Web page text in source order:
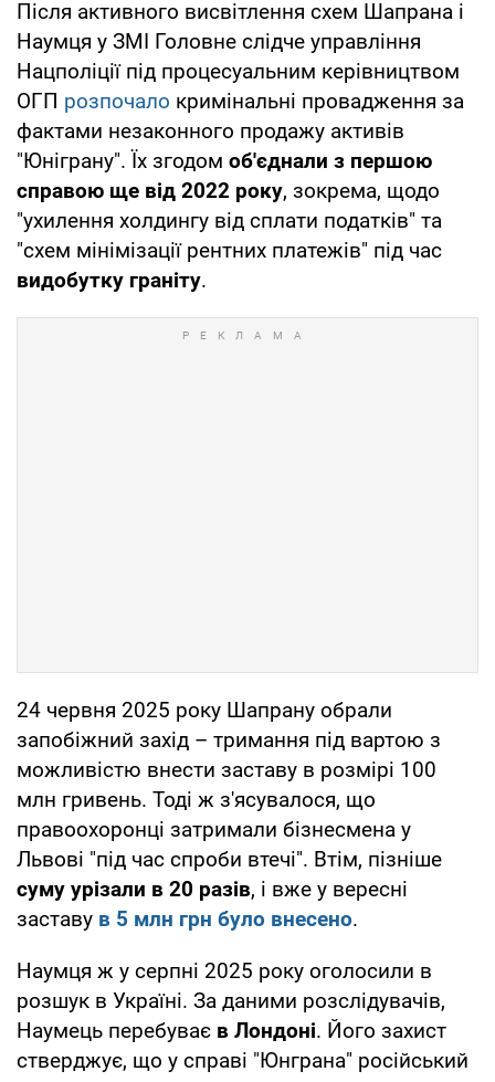
Після активного висвітлення схем Шапрана і
Наумця у ЗМІ Головне слідче управління
Нацполіції під процесуальним керівництвом
ОГП розпочало кримінальні провадження за
фактами незаконного продажу активів
"Юніграну". Їх згодом об'єднали з першою
справою ще від 2022 року, зокрема, щодо
"ухилення холдингу від сплати податків" та
"схем мінімізації рентних платежів" під час
видобутку граніту.
24 червня 2025 року Шапрану обрали
запобіжний захід – тримання під вартою з
можливістю внести заставу в розмірі 100
млн гривень. Тоді ж з'ясувалося, що
правоохоронці затримали бізнесмена у
Львові "під час спроби втечі". Втім, пізніше
суму урізали в 20 разів, і вже у вересні
заставу в 5 млн грн було внесено.
Наумця ж у серпні 2025 року оголосили в
розшук в Україні. За даними розслідувачів,
Наумець перебуває в Лондоні. Його захист
стверджує, що у справі "Юнграна" російський